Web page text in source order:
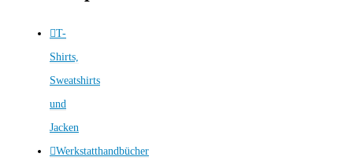
T-
Shirts,
Sweatshirts
und
Jacken
Werkstatthandbücher